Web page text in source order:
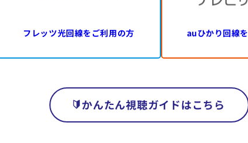
フレッツ光回線をご利用の方 auひかり回線を
かんたん視聴ガイドはこちら